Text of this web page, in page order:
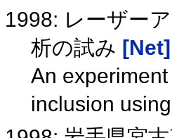
1998: レーザー
析の試み [Net]
An
inclusion